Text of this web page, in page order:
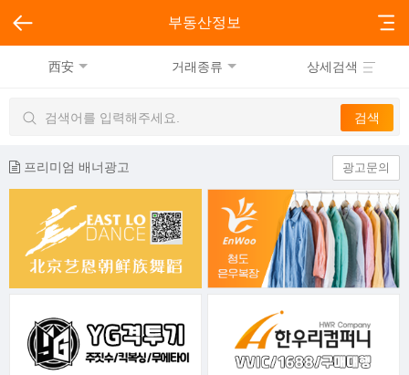
부동산정보
西安 거래종류 상세검색
프리미엄 배너광고 광고문의